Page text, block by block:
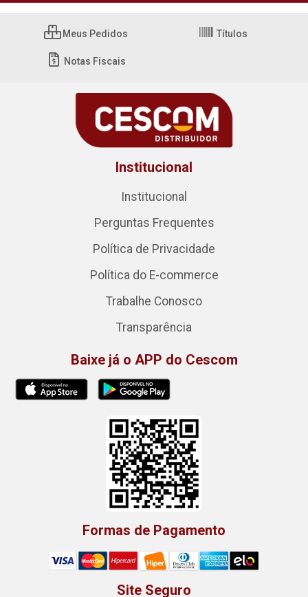
Meus Pedidos Títulos
Notas Fiscais
Institucional
Institucional
Perguntas Frequentes
Política de Privacidade
Política do E-commerce
Trabalhe Conosco
Transparência
Baixe já o APP do Cescom
Formas de Pagamento
Site Seguro